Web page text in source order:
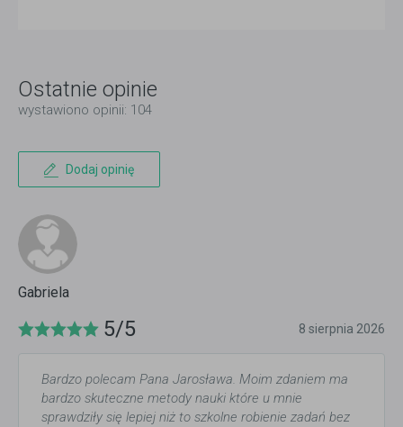
Ostatnie opinie
wystawiono opinii: 104
Dodaj opinię
Gabriela
5/5 8 sierpnia 2026
Bardzo polecam Pana Jarosława. Moim zdaniem ma
bardzo skuteczne metody nauki które u mnie
sprawdziły się lepiej niż to szkolne robienie zadań bez